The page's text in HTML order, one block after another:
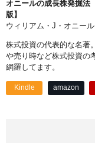
オニールの成長株発掘法
版】
ウィリアム・J・オニール
株式投資の代表的な名著
や売り時など株式投資の
網羅してます。
Kindle amazon